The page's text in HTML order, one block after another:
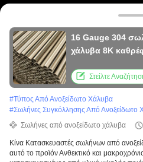
16 Gauge 304
χάλυβα 8K
Στείλτε
#Τύπος Από Ανοξείδωτο Χάλυβα
#Σωλήνες Συγκόλλησης Από Ανοξείδωτο
Σωλήνες από ανοξείδωτο χάλυβα
Κίνα Κατασκευαστές σωλήνων από
αυτό το προϊόν Ανθεκτικό και